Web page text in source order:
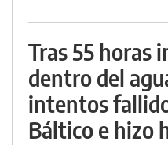
Tras 55 horas
dentro del
intentos
Báltico e hizo